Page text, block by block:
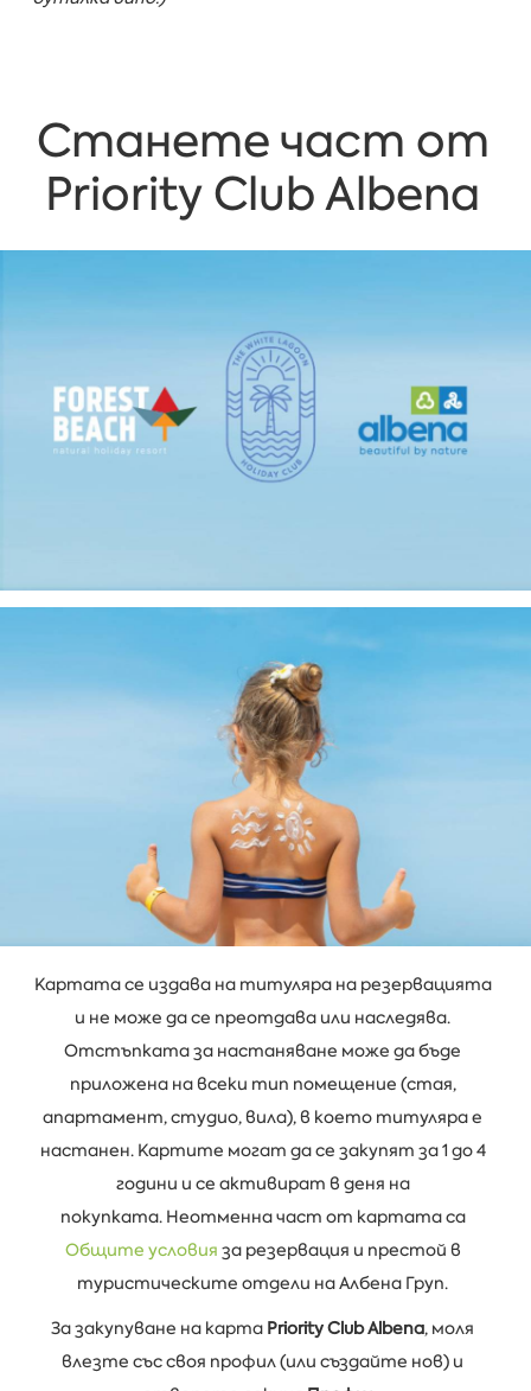
Станете част от
Priority Club Albena
Картата се издава на титуляра на резервацията
и не може да се преотдава или наследява.
Отстъпката за настаняване може да бъде
приложена на всеки тип помещение (стая,
апартамент, студио, вила), в което титуляра е
настанен. Картите могат да се закупят за 1 до 4
години и се активират в деня на
покупката. Неотменна част от картата са
Общите условия за резервация и престой в
туристическите отдели на Албена Груп.
За закупуване на карта Priority Club Albena, моля
влезте със своя профил (или създайте нов) и